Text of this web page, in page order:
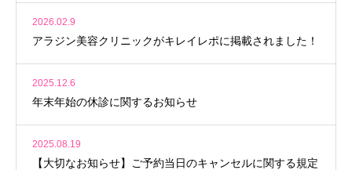
2026.02.9
アラジン美容クリニックがキレイレポに掲載されました！
2025.12.6
年末年始の休診に関するお知らせ
2025.08.19
【大切なお知らせ】ご予約当日のキャンセルに関する規定